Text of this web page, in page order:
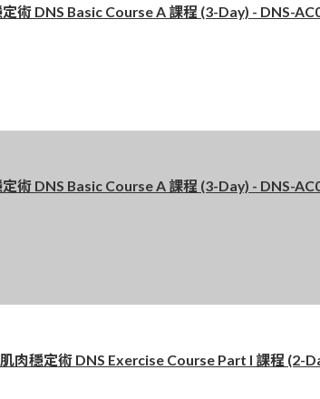
術 DNS Basic Course A 課程 (3-Day) - DNS-
術 DNS Basic Course A 課程 (3-Day) - DNS-
肉穩定術 DNS Exercise Course Part I 課程 (2-